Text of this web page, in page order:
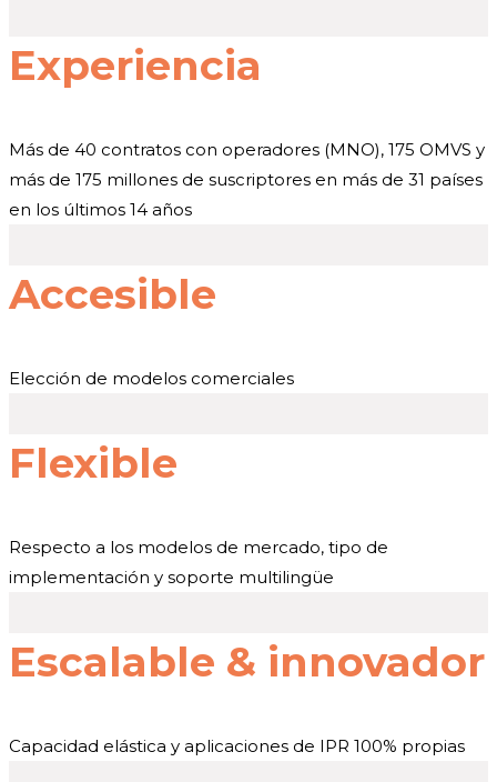
Experiencia
Más de 40 contratos con operadores (MNO), 175 OMVS y
más de 175 millones de suscriptores en más de 31 países
en los últimos 14 años
Accesible
Elección de modelos comerciales
Flexible
Respecto a los modelos de mercado, tipo de
implementación y soporte multilingüe
Escalable & innovador
Capacidad elástica y aplicaciones de IPR 100% propias